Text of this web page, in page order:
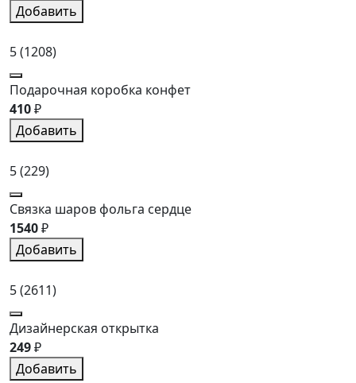
Добавить
5(1208)
Подарочная коробка конфет
410₽
Добавить
5(229)
Связка шаров фольга сердце
1540₽
Добавить
5(2611)
Дизайнерская открытка
249₽
Добавить